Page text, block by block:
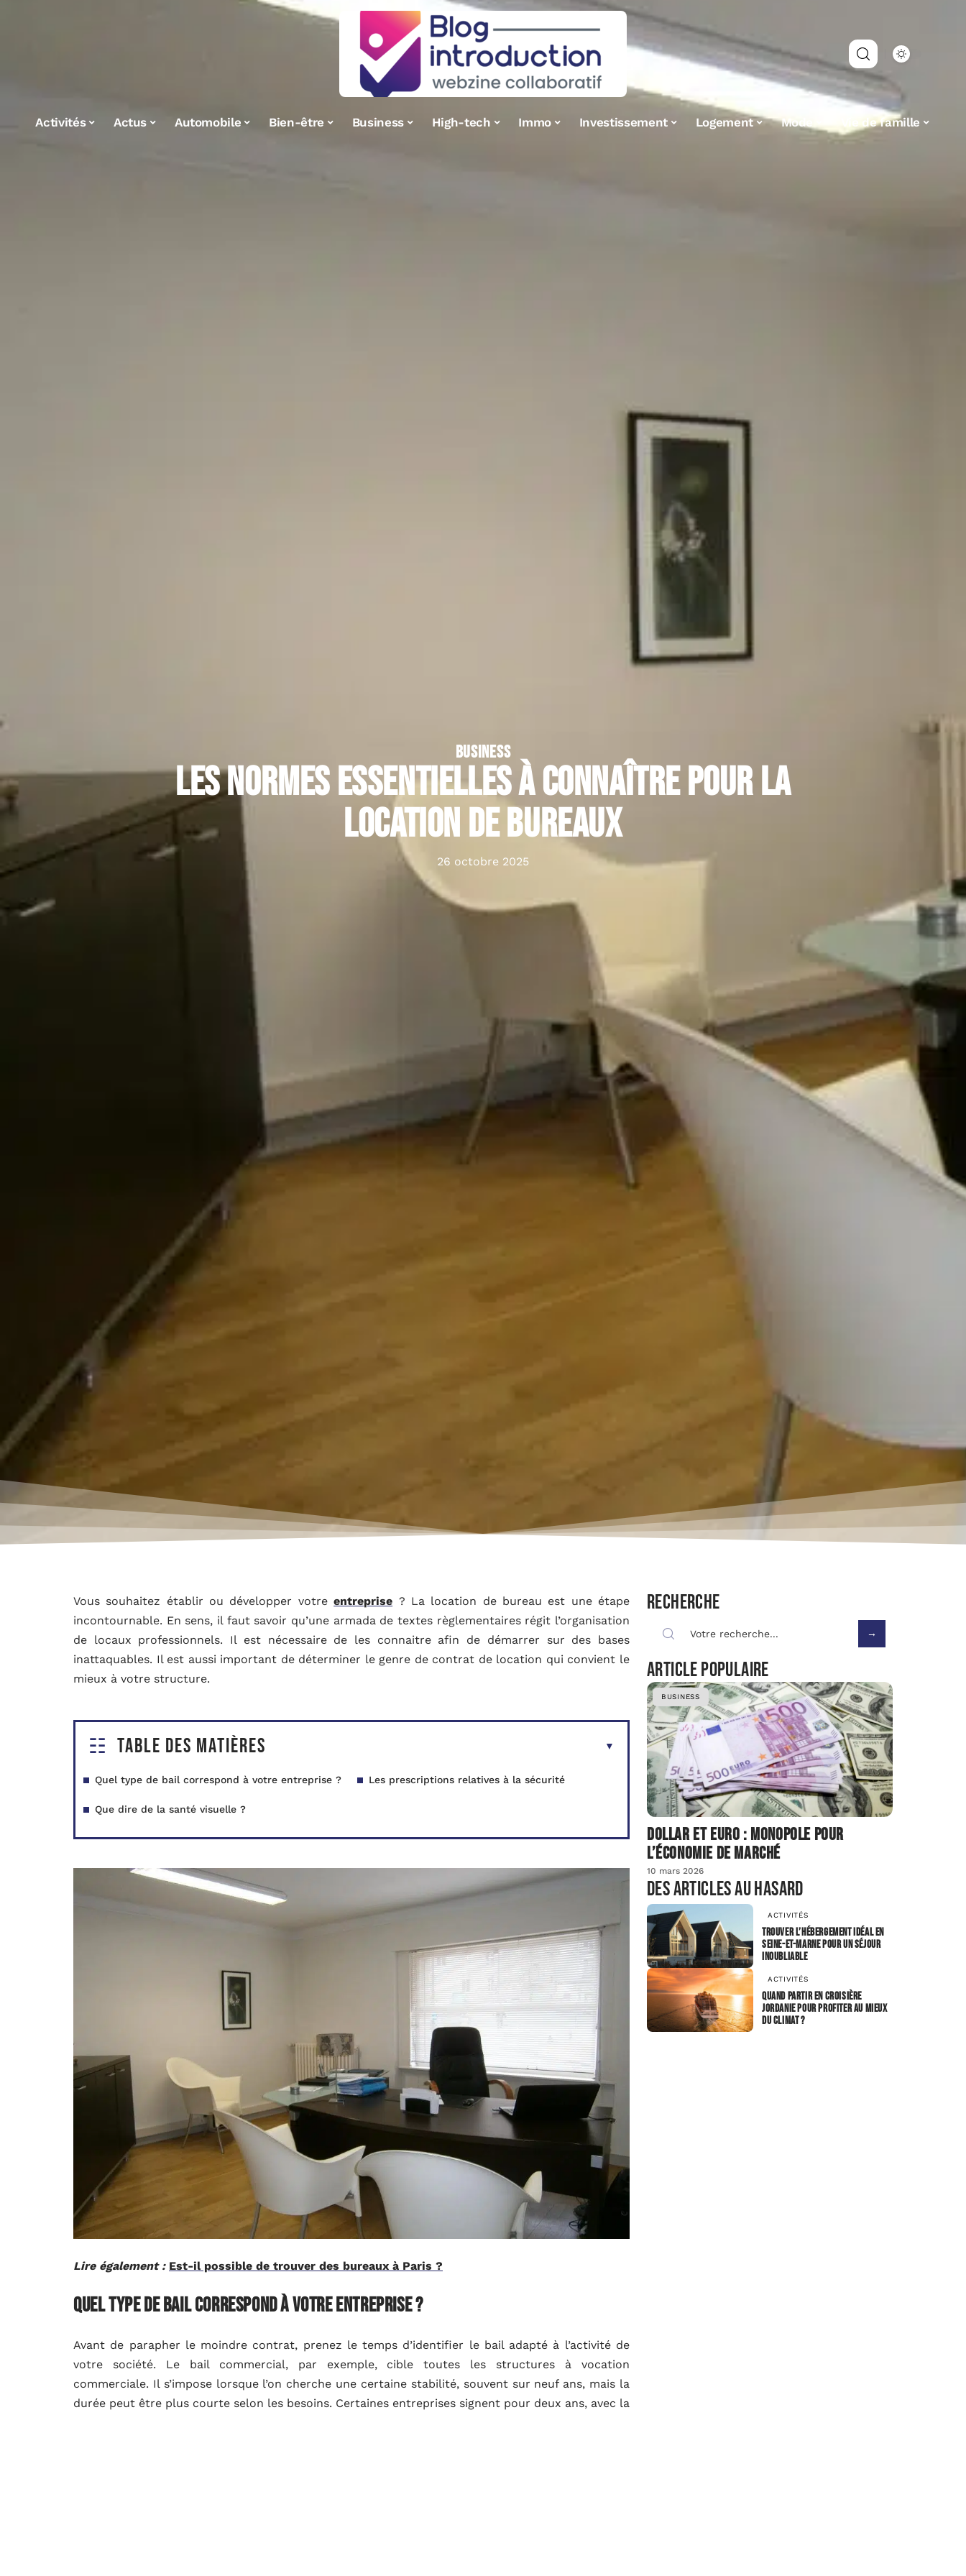
Activités Actus Automobile Bien-être Business High-tech Immo Investissement Logement Mode Vie de famille
BUSINESS
Les normes essentielles à connaître pour la
location de bureaux
26 octobre 2025
Vous souhaitez établir ou développer votreentreprise ? La location de bureau est une étape
incontournable. En sens, il faut savoir qu’une armada de textes règlementaires régit l’organisation
de locaux professionnels. Il est nécessaire de les connaitre afin de démarrer sur des bases
inattaquables. Il est aussi important de déterminer le genre de contrat de location qui convient le
mieux à votre structure.
Table des matières
Quel type de bail correspond à votre entreprise ? Les prescriptions relatives à la sécurité
Que dire de la santé visuelle ?
Lire également : Est-il possible de trouver des bureaux à Paris ?
Quel type de bail correspond à votre entreprise ?
Avant de parapher le moindre contrat, prenez le temps d’identifier le bail adapté à l’activité de
votre société. Le bail commercial, par exemple, cible toutes les structures à vocation
commerciale. Il s’impose lorsque l’on cherche une certaine stabilité, souvent sur neuf ans, mais la
durée peut être plus courte selon les besoins. Certaines entreprises signent pour deux ans, avec la
Recherche
Article populaire
BUSINESS
Dollar et euro : monopole pour
l’économie de marché
10 mars 2026
Des articles au hasard
ACTIVITÉS
Trouver l’hébergement idéal en
Seine-et-Marne pour un séjour
inoubliable
ACTIVITÉS
Quand partir en croisière
Jordanie pour profiter au mieux
du climat ?